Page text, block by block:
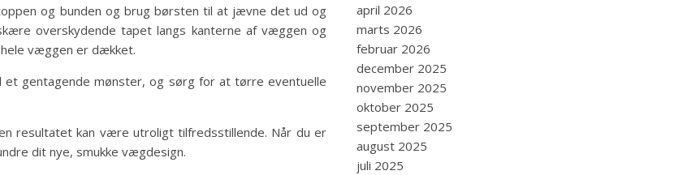
og bunden og brug børsten til at jævne det ud og
overskydende tapet langs kanterne af væggen og
væggen er dækket.
gentagende mønster, og sørg for at tørre eventuelle
resultatet kan være utroligt tilfredsstillende. Når du er
dit nye, smukke vægdesign.
april 2026
marts 2026
februar 2026
december 2025
november 2025
oktober 2025
september 2025
august 2025
juli 2025